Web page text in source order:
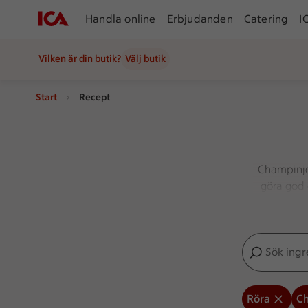
Handla online Erbjudanden Catering
Vilken är din butik? Välj butik
Start Recept
göra
Sök
Inga förslag
Röra